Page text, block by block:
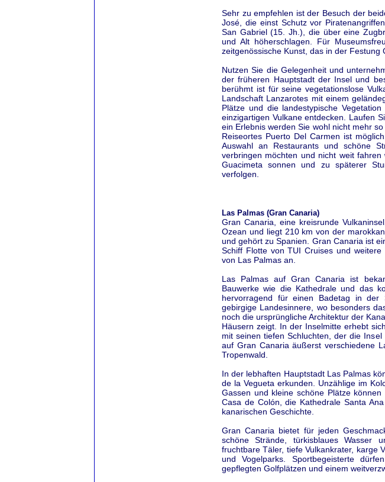
Sehr zu empfehlen ist der Besuch der
José, die einst Schutz vor
San Gabriel (15. Jh.), die über eine
und Alt höherschlagen. Für
zeitgenössische Kunst, das in der Festung
Nutzen Sie die Gelegenheit und
der früheren Hauptstadt der Insel und
berühmt ist für seine vegetationslose
Landschaft Lanzarotes mit einem
Plätze und die landestypische
einzigartigen Vulkane entdecken. Laufen
ein Erlebnis werden Sie wohl nicht mehr
Reiseortes Puerto Del Carmen ist
Auswahl an Restaurants und schöne
verbringen möchten und nicht weit
Guacimeta sonnen und zu späterer
verfolgen.
Las Palmas (Gran Canaria)
Gran Canaria, eine kreisrunde
Ozean und liegt 210 km von der
und gehört zu Spanien. Gran Canaria ist
Schiff Flotte von TUI Cruises und
von Las Palmas an.
Las Palmas auf Gran Canaria ist
Bauwerke wie die Kathedrale und das
hervorragend für einen Badetag in
gebirgige Landesinnere, wo besonders
noch die ursprüngliche Architektur der
Häusern zeigt. In der Inselmitte erhebt
mit seinen tiefen Schluchten, der die
auf Gran Canaria äußerst verschiedene
Tropenwald.
In der lebhaften Hauptstadt Las Palmas
de la Vegueta erkunden. Unzählige im
Gassen und kleine schöne Plätze
Casa de Colón, die Kathedrale Santa
kanarischen Geschichte.
Gran Canaria bietet für jeden
schöne Strände, türkisblaues Wasser
fruchtbare Täler, tiefe Vulkankrater, karge
und Vogelparks. Sportbegeisterte
gepflegten Golfplätzen und einem